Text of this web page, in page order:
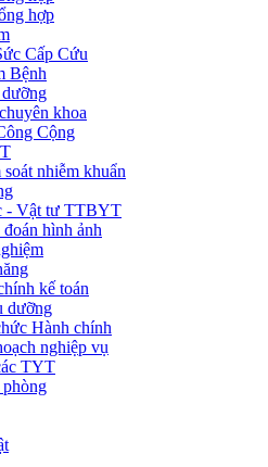
hợp
Cấp Cứu
Bệnh
khoa
Cộng
nhiễm khuẩn
- Vật tư TTBYT
hình ảnh
kế toán
dưỡng
Hành chính
nghiệp vụ
TYT